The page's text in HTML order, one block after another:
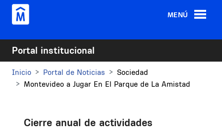
Pasar al contenido principal
MENÚ
Portal institucional
Inicio Portal de Noticias
Sociedad
Montevideo a Jugar En El Parque de La Amistad
Cierre anual de actividades